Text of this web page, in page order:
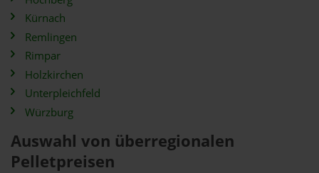
Kürnach
Remlingen
Rimpar
Holzkirchen
Unterpleichfeld
Würzburg
Auswahl von überregionalen
Pelletpreisen